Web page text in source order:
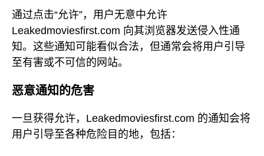
通过点击“允许”，用户无意中允许
Leakedmoviesfirst.com 向其浏览器发送侵入性通
知。这些通知可能看似合法，但通常会将用户引导
至有害或不可信的网站。
恶意通知的危害
一旦获得允许，Leakedmoviesfirst.com 的通知会将
用户引导至各种危险目的地，包括：